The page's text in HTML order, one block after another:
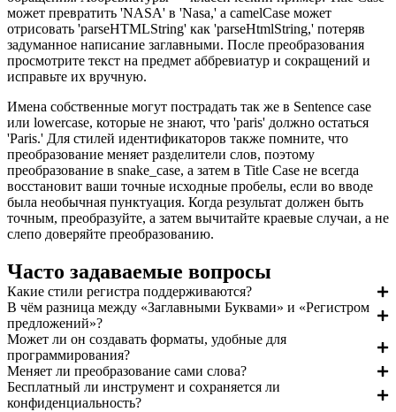
может превратить 'NASA' в 'Nasa,' а camelCase может
отрисовать 'parseHTMLString' как 'parseHtmlString,' потеряв
задуманное написание заглавными. После преобразования
просмотрите текст на предмет аббревиатур и сокращений и
исправьте их вручную.
Имена собственные могут пострадать так же в Sentence case
или lowercase, которые не знают, что 'paris' должно остаться
'Paris.' Для стилей идентификаторов также помните, что
преобразование меняет разделители слов, поэтому
преобразование в snake_case, а затем в Title Case не всегда
восстановит ваши точные исходные пробелы, если во вводе
была необычная пунктуация. Когда результат должен быть
точным, преобразуйте, а затем вычитайте краевые случаи, а не
слепо доверяйте преобразованию.
Часто задаваемые вопросы
Какие стили регистра поддерживаются?
В чём разница между «Заглавными Буквами» и «Регистром
предложений»?
Может ли он создавать форматы, удобные для
программирования?
Меняет ли преобразование сами слова?
Бесплатный ли инструмент и сохраняется ли
конфиденциальность?